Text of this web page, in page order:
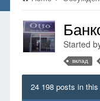
Started
вклад
24 198 posts in